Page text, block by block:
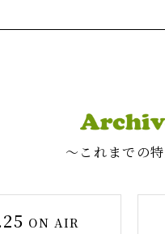
〜これまでの
ON AIR